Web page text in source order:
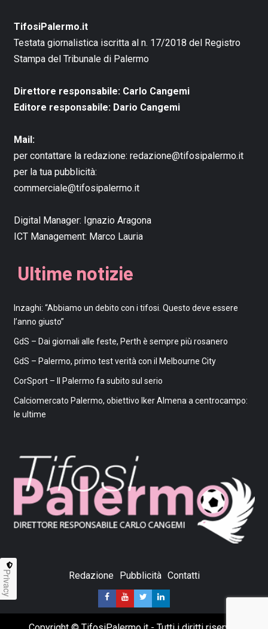
TifosiPalermo.it
Testata giornalistica iscritta al n. 17/2018 del Registro
Stampa del Tribunale di Palermo
Direttore responsabile: Carlo Cangemi
Editore responsabile: Dario Cangemi
Mail:
per contattare la redazione: redazione@tifosipalermo.it
per la tua pubblicità:
commerciale@tifosipalermo.it
Digital Manager: Ignazio Aragona
ICT Management: Marco Lauria
Ultime notizie
Inzaghi: “Abbiamo un debito con i tifosi. Questo deve essere
l’anno giusto”
GdS – Dai giornali alle feste, Perth è sempre più rosanero
GdS – Palermo, primo test verità con il Melbourne City
CorSport – Il Palermo fa subito sul serio
Calciomercato Palermo, obiettivo Iker Almena a centrocampo:
le ultime
Redazione Pubblicità Contatti
Privacy